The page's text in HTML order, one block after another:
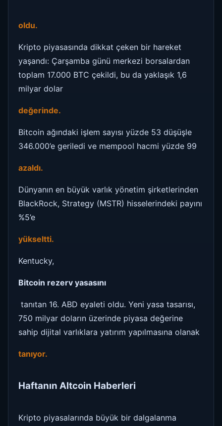
oldu.
Kripto piyasasında dikkat çeken bir hareket
yaşandı: Çarşamba günü merkezi borsalardan
toplam 17.000 BTC çekildi, bu da yaklaşık 1,6
milyar dolar
değerinde.
Bitcoin ağındaki işlem sayısı yüzde 53 düşüşle
346.000’e geriledi ve mempool hacmi yüzde 99
azaldı.
Dünyanın en büyük varlık yönetim şirketlerinden
BlackRock, Strategy (MSTR) hisselerindeki payını
%5’e
yükseltti.
Kentucky,
Bitcoin rezerv yasasını
tanıtan 16. ABD eyaleti oldu. Yeni yasa tasarısı,
750 milyar doların üzerinde piyasa değerine
sahip dijital varlıklara yatırım yapılmasına olanak
tanıyor.
Haftanın Altcoin Haberleri
Kripto piyasalarında büyük bir dalgalanma